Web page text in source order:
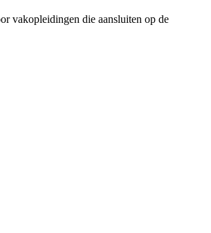
vakopleidingen die aansluiten op de